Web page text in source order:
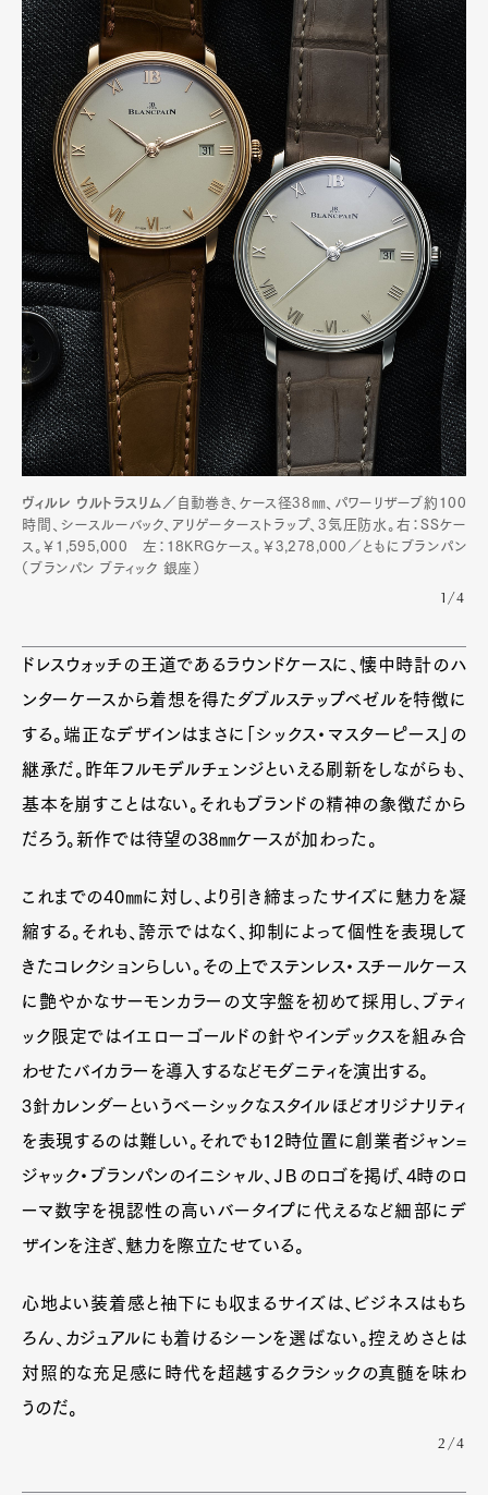
Art&Design WatchFashion
Gourmet Cars
ProductCultureLifestyle
Pen Membership
Magazine
Official Columnist
About
Contact
Pen Meet
Pen international Pen tw
ヴィルレ ウルトラスリム／ 自動巻き、ケース径38㎜、パワーリザーブ約100
時間、シースルーバック、アリゲーターストラップ、3気圧防水。右：SSケー
ス。￥1,595,000 左：18KRGケース。￥3,278,000／ともにブランパン
（ブランパン ブティック 銀座）
1/4
ドレスウォッチの王道であるラウンドケースに、懐中時計のハ
ンターケースから着想を得たダブルステップベゼルを特徴に
する。端正なデザインはまさに「シックス・マスターピース」の
継承だ。昨年フルモデルチェンジといえる刷新をしながらも、
基本を崩すことはない。それもブランドの精神の象徴だから
だろう。新作では待望の38㎜ケースが加わった。
これまでの40㎜に対し、より引き締まったサイズに魅力を凝
縮する。それも、誇示ではなく、抑制によって個性を表現して
きたコレクションらしい。その上でステンレス・スチールケース
に艶やかなサーモンカラーの文字盤を初めて採用し、ブティ
ック限定ではイエローゴールドの針やインデックスを組み合
わせたバイカラーを導入するなどモダニティを演出する。
3針カレンダーというベーシックなスタイルほどオリジナリティ
を表現するのは難しい。それでも12時位置に創業者ジャン=
ジャック・ブランパンのイニシャル、ＪＢのロゴを掲げ、4時のロ
ーマ数字を視認性の高いバータイプに代えるなど細部にデ
ザインを注ぎ、魅力を際立たせている。
心地よい装着感と袖下にも収まるサイズは、ビジネスはもち
ろん、カジュアルにも着けるシーンを選ばない。控えめさとは
対照的な充足感に時代を超越するクラシックの真髄を味わ
うのだ。
2/4